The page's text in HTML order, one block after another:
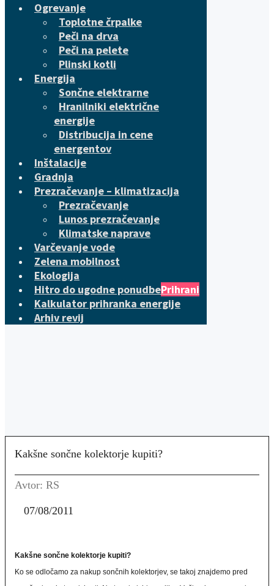
Ogrevanje
Toplotne črpalke
Peči na drva
Peči na pelete
Plinski kotli
Energija
Sončne elektrarne
Hranilniki električne
energije
Distribucija in cene
energentov
Inštalacije
Gradnja
Prezračevanje – klimatizacija
Prezračevanje
Lunos prezračevanje
Klimatske naprave
Varčevanje vode
Zelena mobilnost
Ekologija
Hitro do ugodne ponudbePrihrani
Kalkulator prihranka energije
Arhiv revij
Kakšne sončne kolektorje kupiti?
Avtor: RS
07/08/2011
Kakšne sončne kolektorje kupiti?
Ko se odločamo za nakup sončnih kolektorjev, se takoj znajdemo pred